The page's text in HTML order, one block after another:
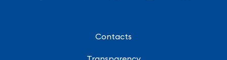
Contacts